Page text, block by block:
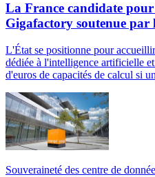
La France candidate
Gigafactory soutenue par
L'État se positionne pour
dédiée à l'intelligence artificielle
d'euros de capacités de calcul si
Souveraineté des centre de